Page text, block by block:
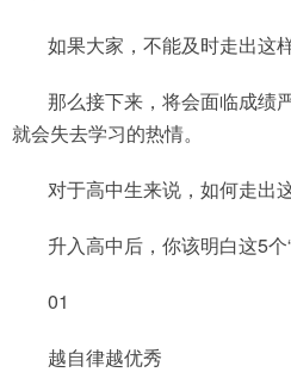
如果大家，不能及时走出这
那么接下来，将会面临成绩
就会失去学习的热情。
对于高中生来说，如何走出
升入高中后，你该明白这5个“
01
越自律越优秀